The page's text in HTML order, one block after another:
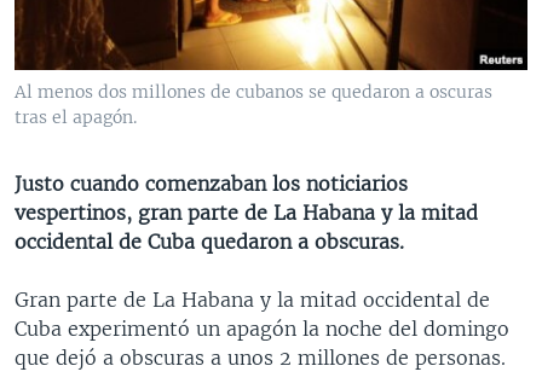
VENEZUELA
BRASIL
NICARAGUA
ECONOMÍA
ENTRETENIMIENTO Y CULTURA
TECNOLOGÍA
CIENCIA Y SALUD
MULTIMEDIA
VIDEOS
FOTOGRAFÍA
PROGRAMAS TV
EL MUNDO AL DÍA
VISIÓN 360
LAS CLAVES
RADIO
AUDIONOTICIAS
BUENOS DÍAS AMÉRICA
EL MUNDO AL DÍA [RADIO]
FORO [RADIO]
DOCUMENTALES DE LA VOA
SÍGANOS
Al menos dos millones de cubanos se quedaron a oscuras
tras el apagón.
Justo cuando comenzaban los noticiarios
vespertinos, gran parte de La Habana y la mitad
occidental de Cuba quedaron a obscuras.
Gran parte de La Habana y la mitad occidental de
Cuba experimentó un apagón la noche del domingo
que dejó a obscuras a unos 2 millones de personas.